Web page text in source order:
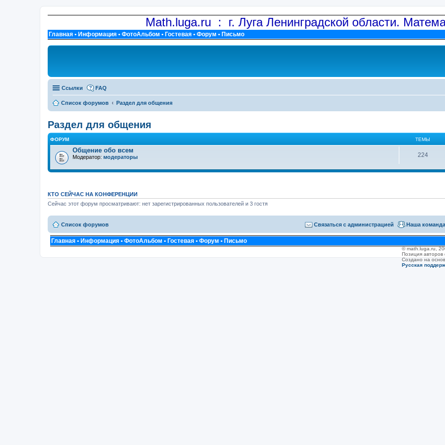
Math.luga.ru : г. Луга Ленинградской области.
Главная • Информация • ФотоАльбом • Гостевая • Форум • Письмо
Ссылки FAQ
Список форумов Раздел для общения
Раздел для общения
ФОРУМ ТЕМЫ
Общение обо всем
Модератор: модераторы 224
КТО СЕЙЧАС НА КОНФЕРЕНЦИИ
Сейчас этот форум просматривают: нет зарегистрированных пользователей и 3 гостя
Список форумов Наша команда
Связаться с администрацией
Главная • Информация • ФотоАльбом • Гостевая • Форум • Письмо
© math.luga.ru,
Позиция авторов
Создано на
Русская